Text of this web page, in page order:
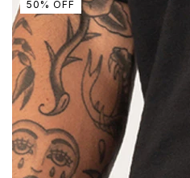
50 % OFF